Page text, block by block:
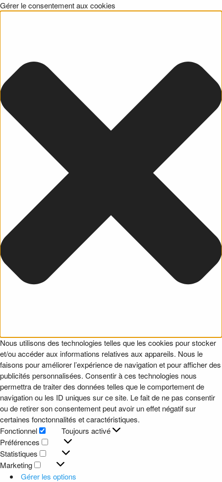
Gérer le consentement aux cookies
Nous utilisons des technologies telles que les cookies pour stocker
et/ou accéder aux informations relatives aux appareils. Nous le
faisons pour améliorer l’expérience de navigation et pour afficher des
publicités personnalisées. Consentir à ces technologies nous
permettra de traiter des données telles que le comportement de
navigation ou les ID uniques sur ce site. Le fait de ne pas consentir
ou de retirer son consentement peut avoir un effet négatif sur
certaines fonctonnalités et caractéristiques.
Fonctionnel
Fonctionnel
Toujours activé
Préférences
Préférences
Statistiques
Statistiques
Marketing
Marketing
Gérer les options